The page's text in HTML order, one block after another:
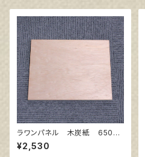
ラワンパネル 木炭紙 650㎜
×500㎜
¥2,530